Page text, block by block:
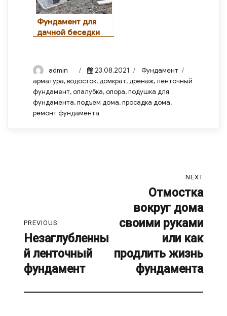
Фундамент для
дачной беседки
Author
admin
Posted
on
23.08.2021 Categories
Фундамент
арматура,водосток,домкрат,дренаж,ленточный
фундамент,опалубка,опора,подушка для
фундамента,подъем дома,просадка дома,
ремонт фундамента
PREVIOUS
Previous
post:
Незаглубленны
й ленточный
фундамент
NEXT
Отмостка
вокруг дома
своими руками
или как
продлить жизнь
фундамента